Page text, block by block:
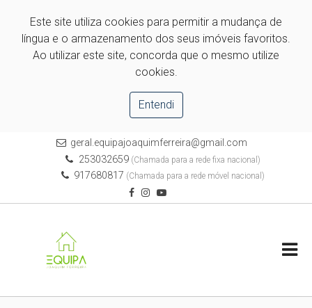
Este site utiliza cookies para permitir a mudança de
língua e o armazenamento dos seus imóveis favoritos.
Ao utilizar este site, concorda que o mesmo utilize
cookies.
Entendi
geral.equipajoaquimferreira@gmail.com
253032659(Chamada para a rede fixa nacional)
917680817 (Chamada para a rede móvel nacional)